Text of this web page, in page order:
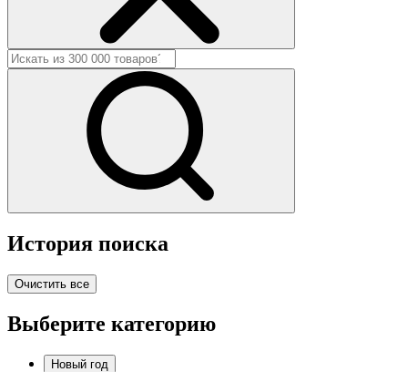
История поиска
Очистить все
Выберите категорию
Новый год